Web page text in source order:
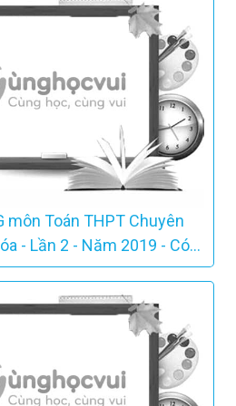
môn Toán THPT Chuyên
- Lần 2 - Năm 2019 - Có